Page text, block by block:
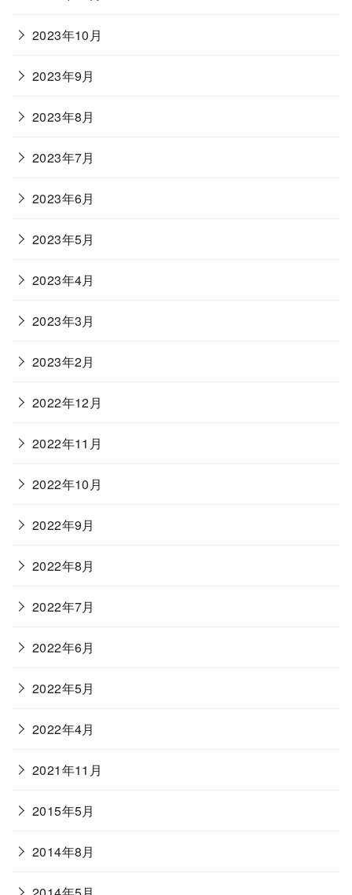
2023年10月
2023年9月
2023年8月
2023年7月
2023年6月
2023年5月
2023年4月
2023年3月
2023年2月
2022年12月
2022年11月
2022年10月
2022年9月
2022年8月
2022年7月
2022年6月
2022年5月
2022年4月
2021年11月
2015年5月
2014年8月